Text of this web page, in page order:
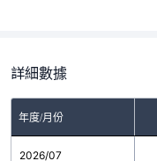
詳細數據
年度/月份
2026/07